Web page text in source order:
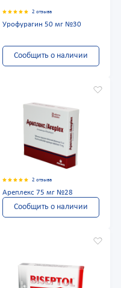
2 отзыва
Урофурагин 50 мг №30
Сообщить о наличии
2 отзыва
Ареплекс 75 мг №28
Сообщить о наличии